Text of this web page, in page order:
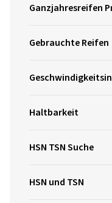
Ganzjahresreifen
Gebrauchte Reifen
Haltbarkeit
HSN TSN Suche
HSN und TSN